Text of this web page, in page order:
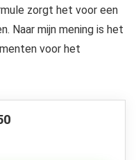
zorgt het voor een
Naar mijn mening is het
voor het